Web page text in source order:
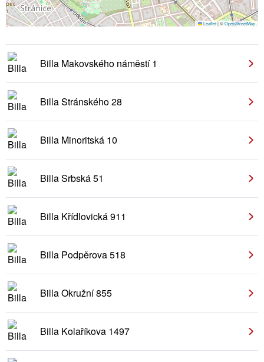
Leaflet|©OpenStreetMap
Billa Makovského náměstí 1
Billa Stránského 28
Billa Minoritská 10
Billa Srbská 51
Billa Křídlovická 911
Billa Podpěrova 518
Billa Okružní 855
Billa Kolaříkova 1497